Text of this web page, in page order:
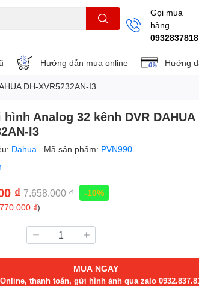
Gọi mua
hàng
0932837818
Hướng dẫn mua online Hướng
DH-XVR5232AN-I3
Analog 32 kênh DVR DAHUA
I3
Dahua Mã sản phẩm: PVN990
₫ 7.658.000 ₫
-10%
770.000 ₫)
MUA NGAY
thanh toán, gửi hình ảnh qua zalo